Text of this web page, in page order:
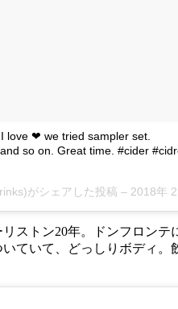
love ❤ we tried sampler set.
so on. Great time. #cider
がシェアした投稿 – 2018年 2月月23日午前12時
ストン20年。ドンフロンテ
ていて、どっしりボディ。